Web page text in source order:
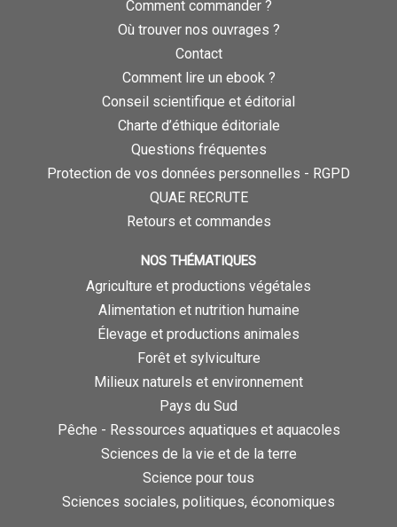
Comment commander ?
Où trouver nos ouvrages ?
Contact
Comment lire un ebook ?
Conseil scientifique et éditorial
Charte d’éthique éditoriale
Questions fréquentes
Protection de vos données personnelles - RGPD
QUAE RECRUTE
Retours et commandes
NOS THÉMATIQUES
Agriculture et productions végétales
Alimentation et nutrition humaine
Élevage et productions animales
Forêt et sylviculture
Milieux naturels et environnement
Pays du Sud
Pêche - Ressources aquatiques et aquacoles
Sciences de la vie et de la terre
Science pour tous
Sciences sociales, politiques, économiques